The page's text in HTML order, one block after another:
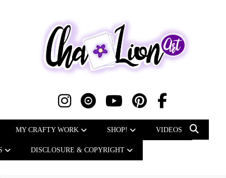
MY CRAFTY WORK SHOP! VIDEOS
DISCLOSURE & COPYRIGHT